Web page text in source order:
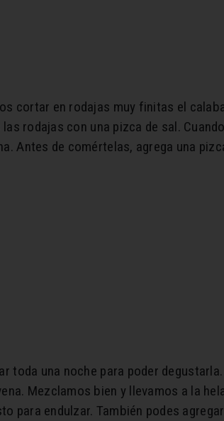
cortar en rodajas muy finitas el
rodajas con una pizca de sal.
Antes de comértelas, agrega una
toda una noche para poder
Mezclamos bien y llevamos a la
para endulzar. También podes